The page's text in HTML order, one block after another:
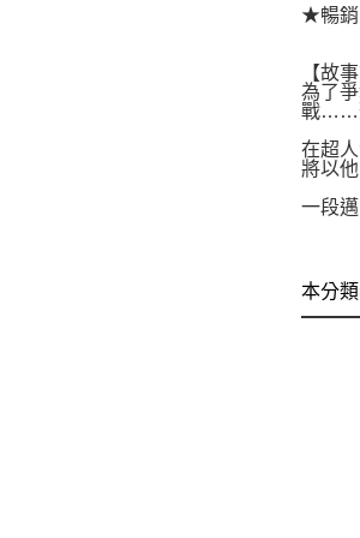
★暢銷
【故
為了
戰……
在超
將以
一段
本分